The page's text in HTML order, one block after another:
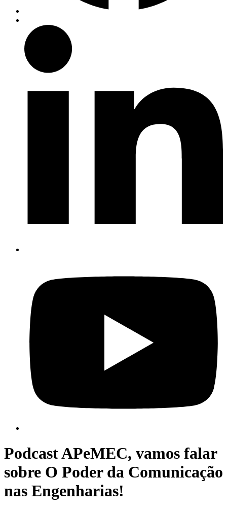
Podcast APeMEC, vamos falar
sobre O Poder da Comunicação
nas Engenharias!